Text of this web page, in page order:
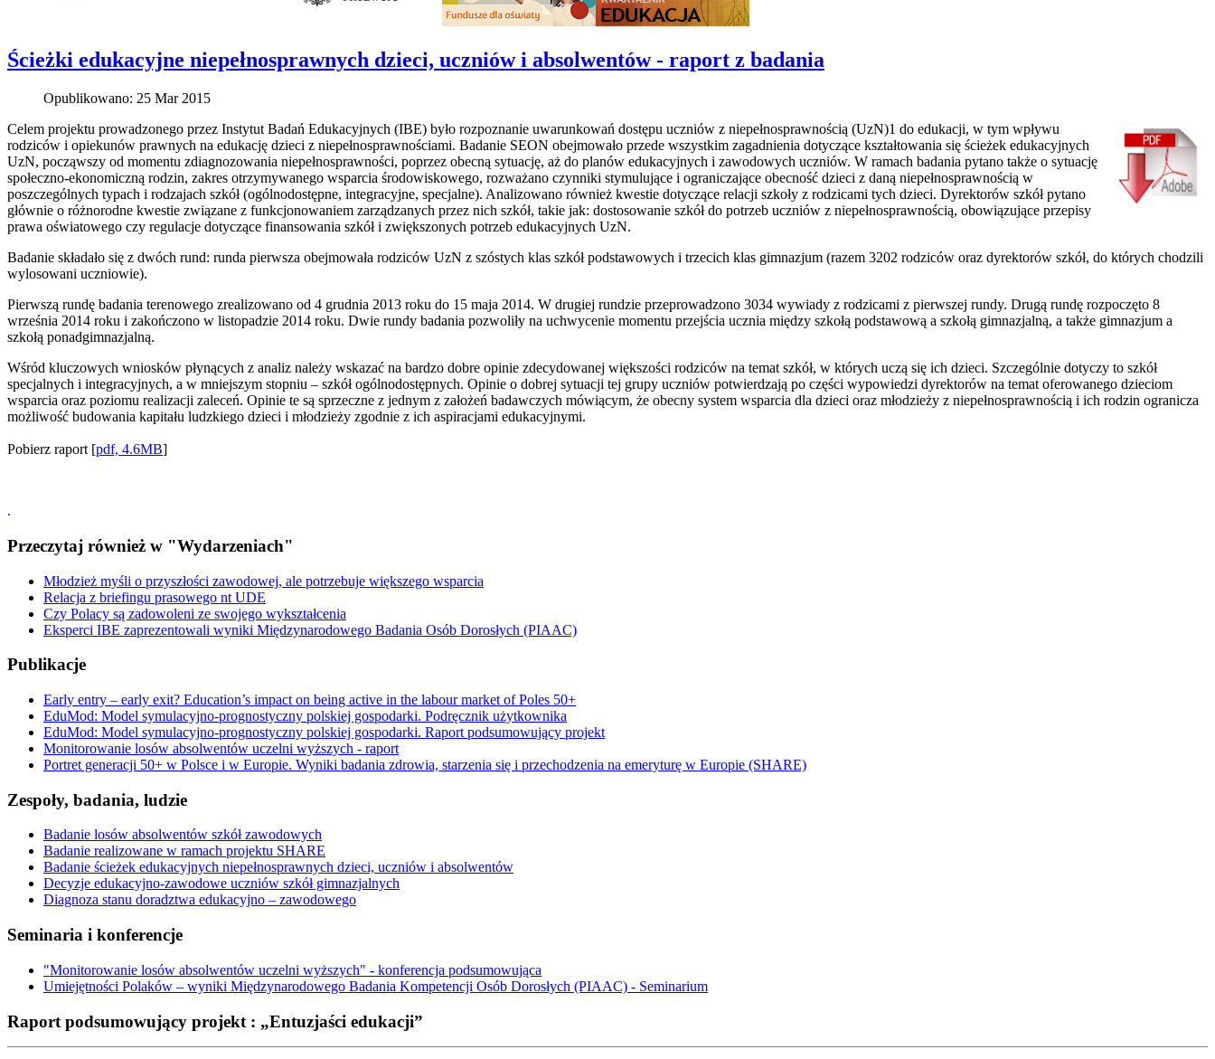
Ścieżki edukacyjne niepełnosprawnych dzieci, uczniów i absolwentów - raport z badania
Opublikowano: 25 Mar 2015
Celem projektu prowadzonego przez Instytut Badań Edukacyjnych (IBE) było rozpoznanie uwarunkowań dostępu uczniów z niepełnosprawnością (UzN)1 do edukacji, w tym wpływu
rodziców i opiekunów prawnych na edukację dzieci z niepełnosprawnościami. Badanie SEON obejmowało przede wszystkim zagadnienia dotyczące kształtowania się ścieżek edukacyjnych
UzN, począwszy od momentu zdiagnozowania niepełnosprawności, poprzez obecną sytuację, aż do planów edukacyjnych i zawodowych uczniów. W ramach badania pytano także o sytuację
społeczno-ekonomiczną rodzin, zakres otrzymywanego wsparcia środowiskowego, rozważano czynniki stymulujące i ograniczające obecność dzieci z daną niepełnosprawnością w
poszczególnych typach i rodzajach szkół (ogólnodostępne, integracyjne, specjalne). Analizowano również kwestie dotyczące relacji szkoły z rodzicami tych dzieci. Dyrektorów szkół pytano
głównie o różnorodne kwestie związane z funkcjonowaniem zarządzanych przez nich szkół, takie jak: dostosowanie szkół do potrzeb uczniów z niepełnosprawnością, obowiązujące przepisy
prawa oświatowego czy regulacje dotyczące finansowania szkół i zwiększonych potrzeb edukacyjnych UzN.
Badanie składało się z dwóch rund: runda pierwsza obejmowała rodziców UzN z szóstych klas szkół podstawowych i trzecich klas gimnazjum (razem 3202 rodziców oraz dyrektorów szkół, do których chodzili
wylosowani uczniowie).
Pierwszą rundę badania terenowego zrealizowano od 4 grudnia 2013 roku do 15 maja 2014. W drugiej rundzie przeprowadzono 3034 wywiady z rodzicami z pierwszej rundy. Drugą rundę rozpoczęto 8
września 2014 roku i zakończono w listopadzie 2014 roku. Dwie rundy badania pozwoliły na uchwycenie momentu przejścia ucznia między szkołą podstawową a szkołą gimnazjalną, a także gimnazjum a
szkołą ponadgimnazjalną.
Wśród kluczowych wniosków płynących z analiz należy wskazać na bardzo dobre opinie zdecydowanej większości rodziców na temat szkół, w których uczą się ich dzieci. Szczególnie dotyczy to szkół
specjalnych i integracyjnych, a w mniejszym stopniu – szkół ogólnodostępnych. Opinie o dobrej sytuacji tej grupy uczniów potwierdzają po części wypowiedzi dyrektorów na temat oferowanego dzieciom
wsparcia oraz poziomu realizacji zaleceń. Opinie te są sprzeczne z jednym z założeń badawczych mówiącym, że obecny system wsparcia dla dzieci oraz młodzieży z niepełnosprawnością i ich rodzin ogranicza
możliwość budowania kapitału ludzkiego dzieci i młodzieży zgodnie z ich aspiracjami edukacyjnymi.
Pobierz raport [pdf, 4.6MB]
.
Przeczytaj również w "Wydarzeniach"
Młodzież myśli o przyszłości zawodowej, ale potrzebuje większego wsparcia
Relacja z briefingu prasowego nt UDE
Czy Polacy są zadowoleni ze swojego wykształcenia
Eksperci IBE zaprezentowali wyniki Międzynarodowego Badania Osób Dorosłych (PIAAC)
Publikacje
Early entry – early exit? Education’s impact on being active in the labour market of Poles 50+
EduMod: Model symulacyjno-prognostyczny polskiej gospodarki. Podręcznik użytkownika
EduMod: Model symulacyjno-prognostyczny polskiej gospodarki. Raport podsumowujący projekt
Monitorowanie losów absolwentów uczelni wyższych - raport
Portret generacji 50+ w Polsce i w Europie. Wyniki badania zdrowia, starzenia się i przechodzenia na emeryturę w Europie (SHARE)
Zespoły, badania, ludzie
Badanie losów absolwentów szkół zawodowych
Badanie realizowane w ramach projektu SHARE
Badanie ścieżek edukacyjnych niepełnosprawnych dzieci, uczniów i absolwentów
Decyzje edukacyjno-zawodowe uczniów szkół gimnazjalnych
Diagnoza stanu doradztwa edukacyjno – zawodowego
Seminaria i konferencje
"Monitorowanie losów absolwentów uczelni wyższych" - konferencja podsumowująca
Umiejętności Polaków – wyniki Międzynarodowego Badania Kompetencji Osób Dorosłych (PIAAC) - Seminarium
Raport podsumowujący projekt : „Entuzjaści edukacji”